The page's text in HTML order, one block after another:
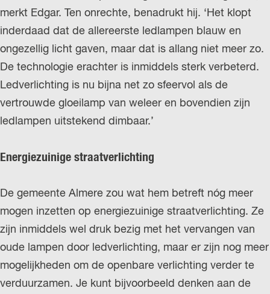
merkt Edgar. Ten onrechte, benadrukt hij. ‘Het klopt
inderdaad dat de allereerste ledlampen blauw en
ongezellig licht gaven, maar dat is allang niet meer zo.
De technologie erachter is inmiddels sterk verbeterd.
Ledverlichting is nu bijna net zo sfeervol als de
vertrouwde gloeilamp van weleer en bovendien zijn
ledlampen uitstekend dimbaar.’
Energiezuinige straatverlichting
De gemeente Almere zou wat hem betreft nóg meer
mogen inzetten op energiezuinige straatverlichting. Ze
zijn inmiddels wel druk bezig met het vervangen van
oude lampen door ledverlichting, maar er zijn nog meer
mogelijkheden om de openbare verlichting verder te
verduurzamen. Je kunt bijvoorbeeld denken aan de